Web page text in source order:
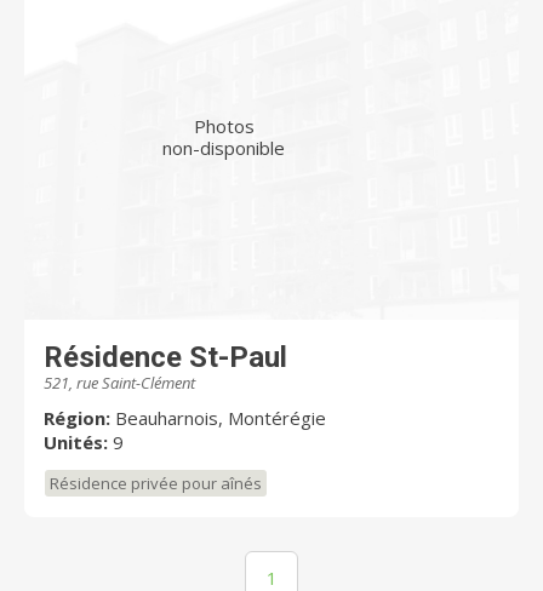
Photos
non-disponible
Résidence St-Paul
521, rue Saint-Clément
Région: Beauharnois, Montérégie
Unités: 9
Résidence privée pour aînés
1